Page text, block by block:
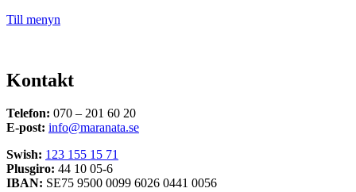
Till menyn
Kontakt
Telefon: 070 – 201 60 20
E-post: info@maranata.se
Swish: 123 155 15 71
Plusgiro: 44 10 05-6
IBAN: SE75 9500 0099 6026 0441 0056